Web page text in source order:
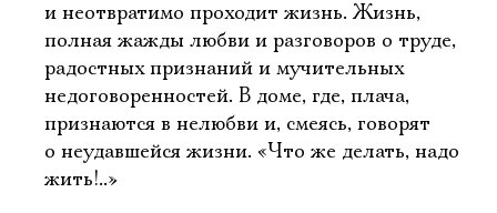
и неотвратимо проходит жизнь. Жизнь,
полная жажды любви и разговоров о труде,
радостных признаний и мучительных
недоговоренностей. В доме, где, плача,
признаются в нелюбви и, смеясь, говорят
о неудавшейся жизни. «Что же делать, надо
жить!..»